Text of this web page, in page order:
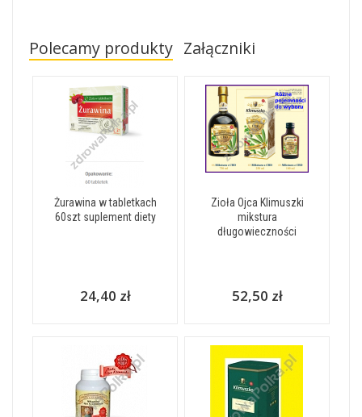
Polecamy produkty Załączniki
Żurawina w tabletkach
60szt suplement diety
24,40 zł
Zioła Ojca Klimuszki
mikstura
długowieczności
52,50 zł